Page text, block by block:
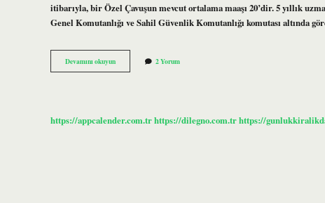
itibarıyla, bir Özel Çavuşun mevcut ortalama maaşı 20’dir. 5 yıllık
Genel Komutanlığı ve Sahil Güvenlik Komutanlığı komutası altında
Devamını okuyun5
Yıl
Ne
2 Yorum
https://appcalender.com.trhttps://dilegno.com.trhttps://